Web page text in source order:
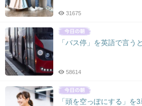
31675
「バス停」を英語で言う
58614
「頭を空っぽにする」を